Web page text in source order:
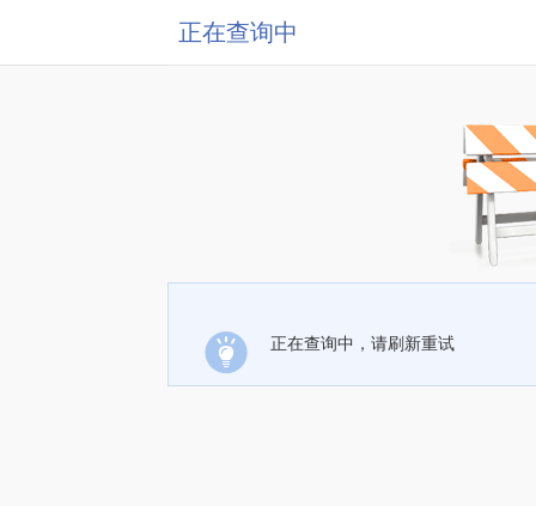
正在查询中
正在查询中，请刷新重试